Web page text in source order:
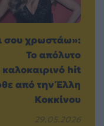
σου χρωστάω»:
To απόλυτο
καλοκαιρινό hit
από την Έλλη
Κοκκίνου
29.05.2026